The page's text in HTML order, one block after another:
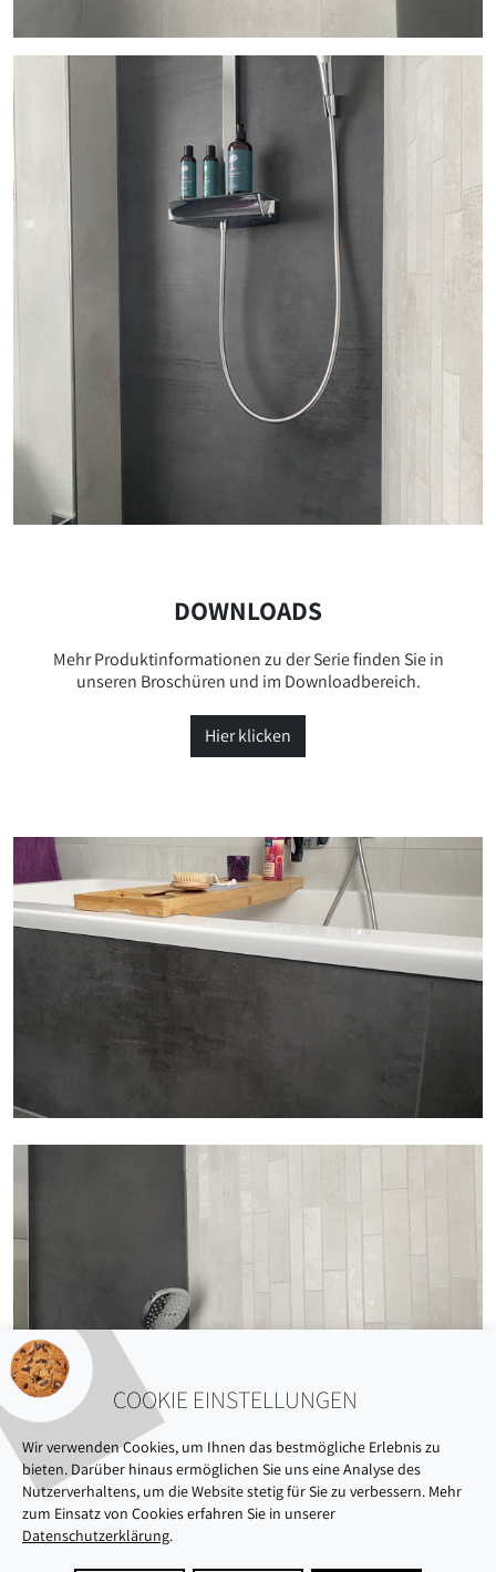
DOWNLOADS
Mehr Produktinformationen zu der Serie finden Sie in
unseren Broschüren und im Downloadbereich.
Hier klicken
COOKIE EINSTELLUNGEN
Wir verwenden Cookies, um Ihnen das bestmögliche Erlebnis zu
bieten. Darüber hinaus ermöglichen Sie uns eine Analyse des
Nutzerverhaltens, um die Website stetig für Sie zu verbessern. Mehr
zum Einsatz von Cookies erfahren Sie in unserer
Datenschutzerklärung.